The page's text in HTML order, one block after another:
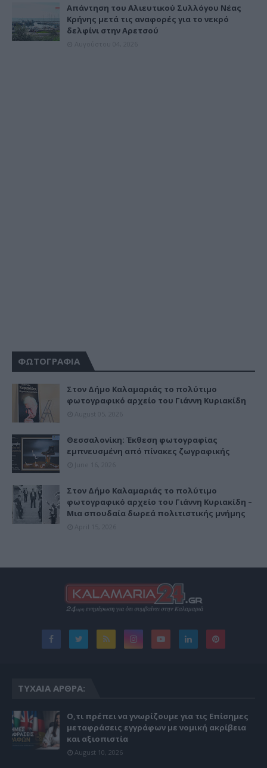
Απάντηση του Αλιευτικού Συλλόγου Νέας
Κρήνης μετά τις αναφορές για το νεκρό
δελφίνι στην Αρετσού
ΦΩΤΟΓΡΑΦΙΑ
Στον Δήμο Καλαμαριάς το πολύτιμο
φωτογραφικό αρχείο του Γιάννη Κυριακίδη
Θεσσαλονίκη: Έκθεση φωτογραφίας
εμπνευσμένη από πίνακες ζωγραφικής
Στον Δήμο Καλαμαριάς το πολύτιμο
φωτογραφικό αρχείο του Γιάννη Κυριακίδη –
Μια σπουδαία δωρεά πολιτιστικής μνήμης
ΤΥΧΑΊΑ ΆΡΘΡΑ:
Ο,τι πρέπει να γνωρίζουμε για τις Επίσημες
μεταφράσεις εγγράφων με νομική ακρίβεια
και αξιοπιστία
August 10, 2026